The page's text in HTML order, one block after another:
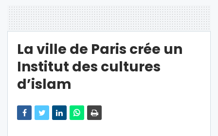
La ville de Paris crée un
Institut des cultures
d’islam